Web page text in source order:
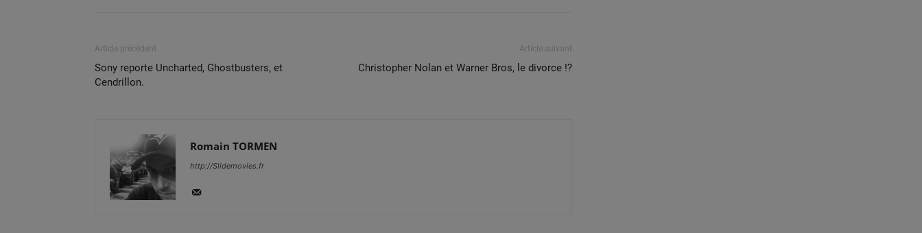
Article précédent
Sony reporte Uncharted, Ghostbusters, et
Cendrillon.
Article suivant
Christopher Nolan et Warner Bros, le divorce !?
Romain TORMEN
http://Slidemovies.fr